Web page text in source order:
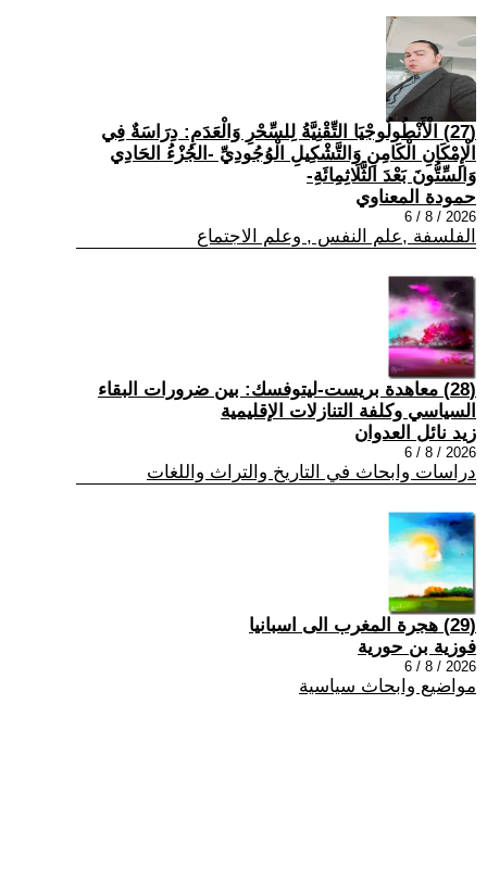
(27) الْأَنْطُولُوجْيَا التِّقْنِيَّةُ لِلسِّحْرِ وَالْعَدَمِ: دِرَاسَةٌ فِي
الْإِمْكَانِ الْكَامِنِ وَالتَّشْكِيلِ الْوُجُودِيِّ -الجُزْءُ الحَادِي
وَالسِّتُّونَ بَعْدَ الثَّلَاثِمِائَةِ-
حمودة المعناوي
2026 / 8 / 6
الفلسفة ,علم النفس , وعلم الاجتماع
(28) معاهدة بريست-ليتوفسك: بين ضرورات البقاء
السياسي وكلفة التنازلات الإقليمية
زيد نائل العدوان
2026 / 8 / 6
دراسات وابحاث في التاريخ والتراث واللغات
(29) هجرة المغرب الى اسبانيا
فوزية بن حورية
2026 / 8 / 6
مواضيع وابحاث سياسية